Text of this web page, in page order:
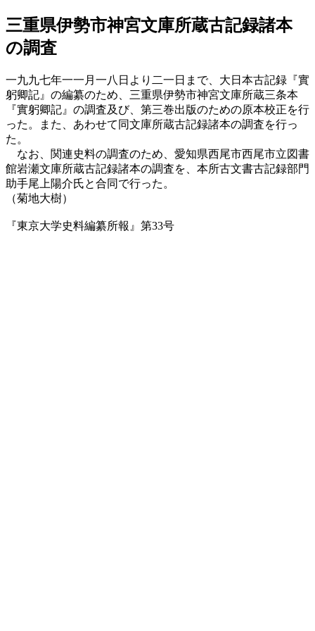
三重県伊勢市神宮文庫所蔵古記録諸本
の調査
一九九七年一一月一八日より二一日まで、大日本古記録『實
躬卿記』の編纂のため、三重県伊勢市神宮文庫所蔵三条本
『實躬卿記』の調査及び、第三巻出版のための原本校正を行
った。また、あわせて同文庫所蔵古記録諸本の調査を行っ
た。
なお、関連史料の調査のため、愛知県西尾市西尾市立図書
館岩瀬文庫所蔵古記録諸本の調査を、本所古文書古記録部門
助手尾上陽介氏と合同で行った。
（菊地大樹）
『東京大学史料編纂所報』第33号